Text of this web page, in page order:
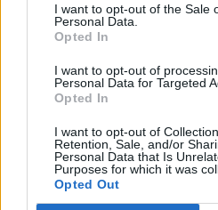
I want to opt-out of the Sale
Personal Data.
Opted In
I want to opt-out of
Personal Data for Targeted
Opted In
I want to opt-out of
Retention, Sale, and/or
Personal Data that Is
Purposes for which it was
Opted Out
Camilla Conti